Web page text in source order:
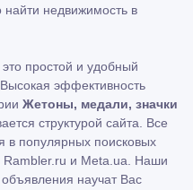
найти недвижимость в
, это простой и удобный
эффективность
Жетоны, медали, значки
структурой сайта. Все
в популярных поисковых
Rambler.ru и Meta.ua. Наши
научат Вас